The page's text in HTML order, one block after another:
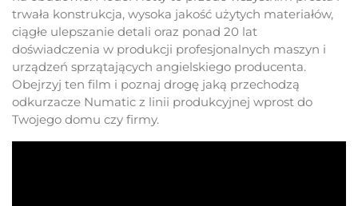
trwała konstrukcja, wysoka jakość użytych materiałów,
ciągłe ulepszanie detali oraz ponad 20 lat
doświadczenia w produkcji profesjonalnych maszyn i
urządzeń sprzątających angielskiego producenta.
Obejrzyj ten film i poznaj drogę jaką przechodzą
odkurzacze Numatic z linii produkcyjnej wprost do
Twojego domu czy firmy.